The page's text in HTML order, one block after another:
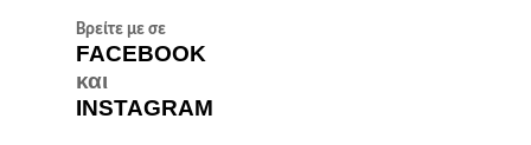
Βρείτε με σε
FACEBOOK
και
INSTAGRAM